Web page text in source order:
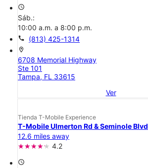
access_time
Sáb.:
10:00 a.m. a 8:00 p.m.
call (813) 425-1314
location_on
6708 Memorial Highway
Ste 101
Tampa, FL 33615
Ver
Tienda T-Mobile Experience
T-Mobile Ulmerton Rd & Seminole Blvd
12.6 miles away
4.2
access_time